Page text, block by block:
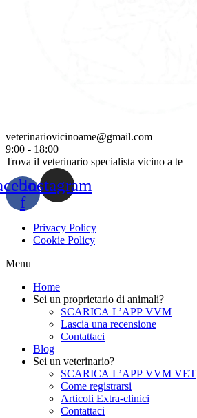
veterinariovicinoame@gmail.com
9:00 - 18:00
Trova il veterinario specialista vicino a te
f
Instagram
Privacy Policy
Cookie Policy
Menu
Home
Sei un proprietario di animali?
SCARICA L’APP VVM
Lascia una recensione
Contattaci
Blog
Sei un veterinario?
SCARICA L’APP VVM VET
Come registrarsi
Articoli Extra-clinici
Contattaci